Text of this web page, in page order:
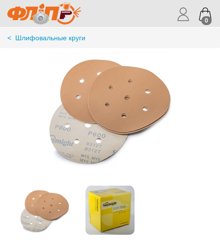
0
< Шлифовальные круги